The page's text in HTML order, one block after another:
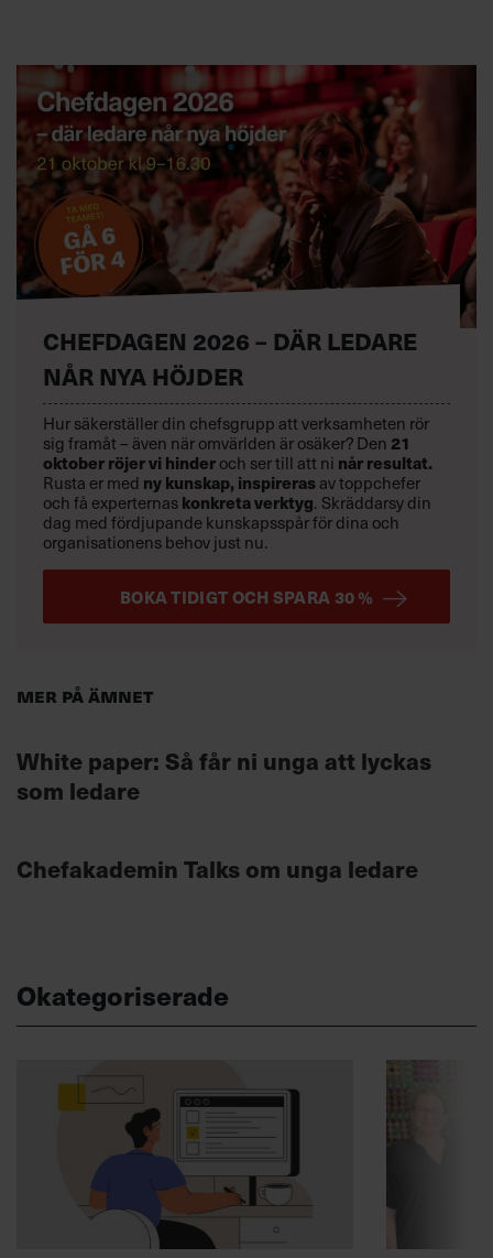
Mer på ämnet
White paper: Så får ni unga att lyckas
som ledare
Chefakademin Talks om unga ledare
CHEFDAGEN 2026 – DÄR LEDARE
NÅR NYA HÖJDER
Hur säkerställer din chefsgrupp att verksamheten rör
sig framåt – även när omvärlden är osäker? Den 21
oktoberröjer vi hinder och ser till att ni når resultat.
Rusta er med ny kunskap, inspirerasav toppchefer
och få experternas konkreta verktyg. Skräddarsy din
dag med fördjupande kunskapsspår för dina och
organisationens behov just nu.
BOKA TIDIGT OCH SPARA 30 %
Okategoriserade